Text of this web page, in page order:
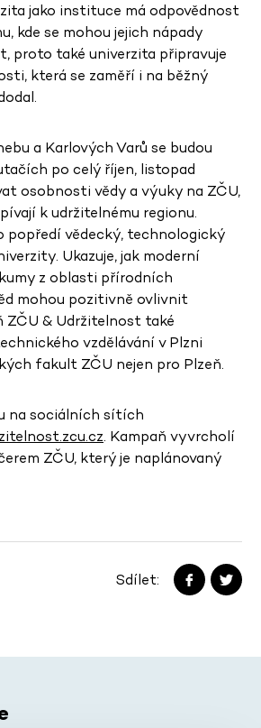
jako instituce má odpovědnost
kde se mohou jejich nápady
proto také univerzita připravuje
která se zaměří i na běžný
a Karlových Varů se budou
po celý říjen, listopad
osobnosti vědy a výuky na ZČU,
k udržitelnému regionu.
popředí vědecký, technologický
Ukazuje, jak moderní
z oblasti přírodních
mohou pozitivně ovlivnit
ZČU & Udržitelnost také
vzdělávání v Plzni
fakult ZČU nejen pro Plzeň.
na sociálních sítích
. Kampaň vyvrcholí
ZČU, který je naplánovaný
Sdílet: